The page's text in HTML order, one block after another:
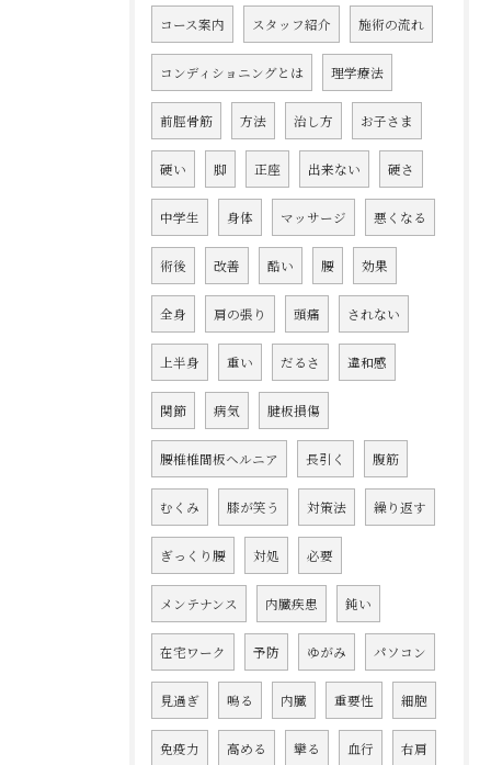
コース案内 スタッフ紹介 施術の流れ
コンディショニングとは 理学療法
前脛骨筋 方法 治し方 お子さま
硬い 脚 正座 出来ない 硬さ
中学生 身体 マッサージ 悪くなる
術後 改善 酷い 腰 効果
全身 肩の張り 頭痛 されない
上半身 重い だるさ 違和感
関節 病気 腱板損傷
腰椎椎間板ヘルニア 長引く 腹筋
むくみ 膝が笑う 対策法 繰り返す
ぎっくり腰 対処 必要
メンテナンス 内臓疾患 鈍い
在宅ワーク 予防 ゆがみ パソコン
見過ぎ 鳴る 内臓 重要性 細胞
免疫力 高める 攣る 血行 右肩